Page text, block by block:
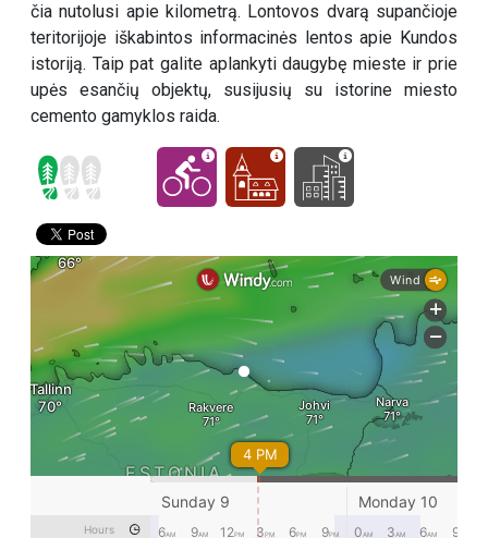
čia nutolusi apie kilometrą. Lontovos dvarą supančioje
teritorijoje iškabintos informacinės lentos apie Kundos
istoriją. Taip pat galite aplankyti daugybę mieste ir prie
upės esančių objektų, susijusių su istorine miesto
cemento gamyklos raida.